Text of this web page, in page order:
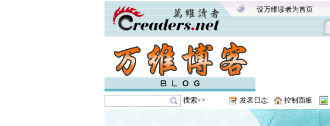
设万维读者为首页
搜索>> 发表日志 控制面板